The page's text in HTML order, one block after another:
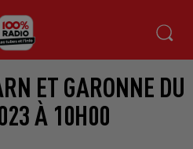
ET GARONNE DU
À 10H00